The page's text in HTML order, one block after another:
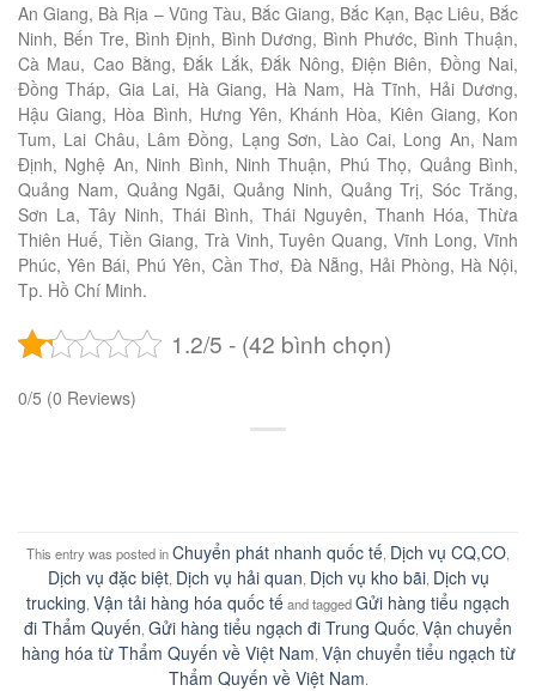
An Giang, Bà Rịa – Vũng Tàu, Bắc Giang, Bắc Kạn, Bạc Liêu, Bắc
Ninh, Bến Tre, Bình Định, Bình Dương, Bình Phước, Bình Thuận,
Cà Mau, Cao Bằng, Đắk Lắk, Đắk Nông, Điện Biên, Đồng Nai,
Đồng Tháp, Gia Lai, Hà Giang, Hà Nam, Hà Tĩnh, Hải Dương,
Hậu Giang, Hòa Bình, Hưng Yên, Khánh Hòa, Kiên Giang, Kon
Tum, Lai Châu, Lâm Đồng, Lạng Sơn, Lào Cai, Long An, Nam
Định, Nghệ An, Ninh Bình, Ninh Thuận, Phú Thọ, Quảng Bình,
Quảng Nam, Quảng Ngãi, Quảng Ninh, Quảng Trị, Sóc Trăng,
Sơn La, Tây Ninh, Thái Bình, Thái Nguyên, Thanh Hóa, Thừa
Thiên Huế, Tiền Giang, Trà Vinh, Tuyên Quang, Vĩnh Long, Vĩnh
Phúc, Yên Bái, Phú Yên, Cần Thơ, Đà Nẵng, Hải Phòng, Hà Nội,
Tp. Hồ Chí Minh.
1.2/5 - (42 bình chọn)
0/5 (0 Reviews)
This entry was posted inChuyển phát nhanh quốc tế Dịch vụ CQ,CO
Dịch vụ đặc biệt, Dịch vụ hải quan Dịch vụ kho bãi, Dịch vụ
trucking Vận tải hàng hóa quốc tếand taggedGửi hàng tiểu ngạch
đi Thẩm Quyến Gửi hàng tiểu ngạch đi Trung Quốc Vận chuyển
hàng hóa từ Thẩm Quyến về Việt Nam Vận chuyển tiểu ngạch từ
Thẩm Quyến về Việt Nam